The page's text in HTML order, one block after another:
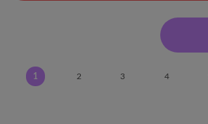
1 2 3 4